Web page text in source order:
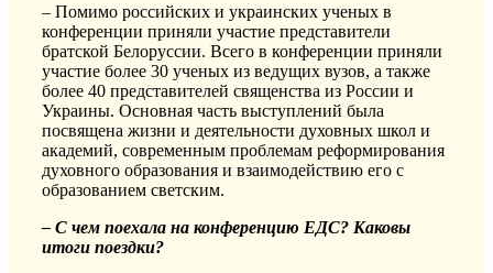
– Помимо российских и украинских ученых в
конференции приняли участие представители
братской Белоруссии. Всего в конференции приняли
участие более 30 ученых из ведущих вузов, а также
более 40 представителей священства из России и
Украины. Основная часть выступлений была
посвящена жизни и деятельности духовных школ и
академий, современным проблемам реформирования
духовного образования и взаимодействию его с
образованием светским.
– С чем поехала на конференцию ЕДС? Каковы
итоги поездки?